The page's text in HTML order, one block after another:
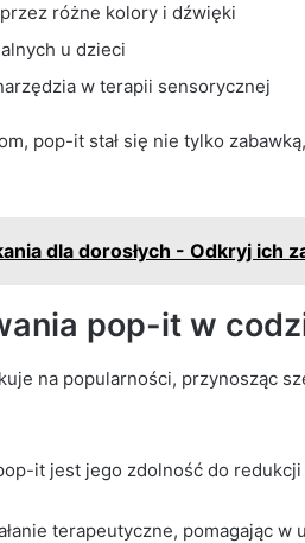
różne kolory i dźwięki
u dzieci
w terapii sensorycznej
pop-it stał się nie tylko
dla dorosłych - Odkryj ich
pop-it w
na popularności, przynosząc
it jest jego zdolność do
terapeutyczne, pomagając